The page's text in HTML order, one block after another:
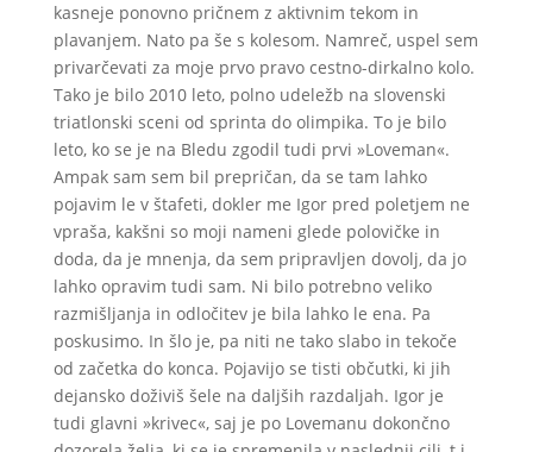
kasneje ponovno pričnem z aktivnim tekom in
plavanjem. Nato pa še s kolesom. Namreč, uspel sem
privarčevati za moje prvo pravo cestno-dirkalno kolo.
Tako je bilo 2010 leto, polno udeležb na slovenski
triatlonski sceni od sprinta do olimpika. To je bilo
leto, ko se je na Bledu zgodil tudi prvi »Loveman«.
Ampak sam sem bil prepričan, da se tam lahko
pojavim le v štafeti, dokler me Igor pred poletjem ne
vpraša, kakšni so moji nameni glede polovičke in
doda, da je mnenja, da sem pripravljen dovolj, da jo
lahko opravim tudi sam. Ni bilo potrebno veliko
razmišljanja in odločitev je bila lahko le ena. Pa
poskusimo. In šlo je, pa niti ne tako slabo in tekoče
od začetka do konca. Pojavijo se tisti občutki, ki jih
dejansko doživiš šele na daljših razdaljah. Igor je
tudi glavni »krivec«, saj je po Lovemanu dokončno